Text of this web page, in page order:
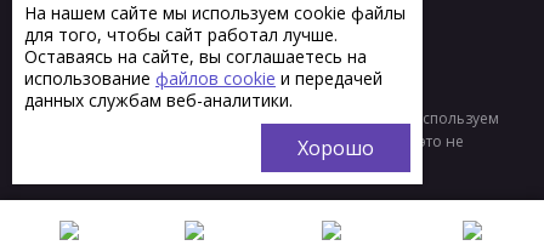
Полотенцесушители
Комплектующие
Плитка
© 2013 - 2026 Интернет-магазин сантехники Тренд
Мы используем
файлы «cookie» для функционирования сайта. Если вас это не
На нашем сайте мы используем cookie файлы
для того, чтобы сайт работал лучше.
Оставаясь на сайте, вы соглашаетесь на
использование файлов cookie и передачей
данных службам веб-аналитики.
Хорошо